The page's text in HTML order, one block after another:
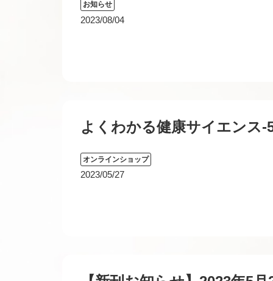
お知らせ
2023/08/04
よくわかる健康サイエンス
オンラインショップ
2023/05/27